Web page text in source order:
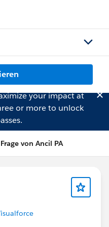
your impact at
or more to unlock
Frage von Ancil PA